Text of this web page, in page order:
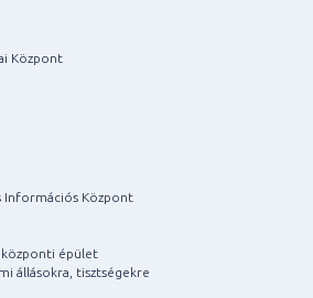
Központ
Információs Központ
központi épület
állásokra, tisztségekre